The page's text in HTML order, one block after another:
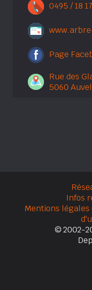
0495 / 18
Page
Rue des
5060
Infos
Mentions
© 2002-